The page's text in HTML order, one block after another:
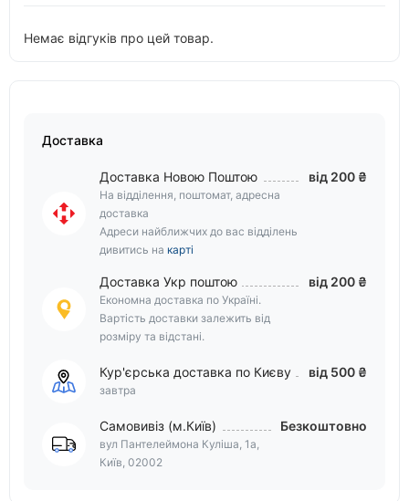
Немає відгуків про цей товар.
Доставка
Доставка Новою Поштою
На відділення, поштомат, адресна
доставка
Адреси найближчих до вас відділень
дивитись на карті
від 200 ₴
Доставка Укр поштою
Економна доставка по Україні.
Вартість доставки залежить від
розміру та відстані.
від 200 ₴
Кур'єрська доставка по Києву
завтра
від 500 ₴
Самовивіз (м.Київ)
вул Пантелеймона Куліша, 1а,
Київ, 02002
Безкоштовно